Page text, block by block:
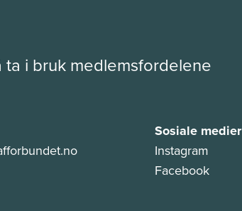
ta i bruk medlemsfordelene
Sosiale medier
Instagram
Facebook